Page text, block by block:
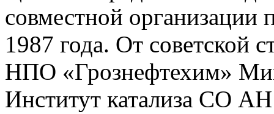
совместной организации
1987 года. От советской
НПО «Грознефтехим»
Институт катализа СО